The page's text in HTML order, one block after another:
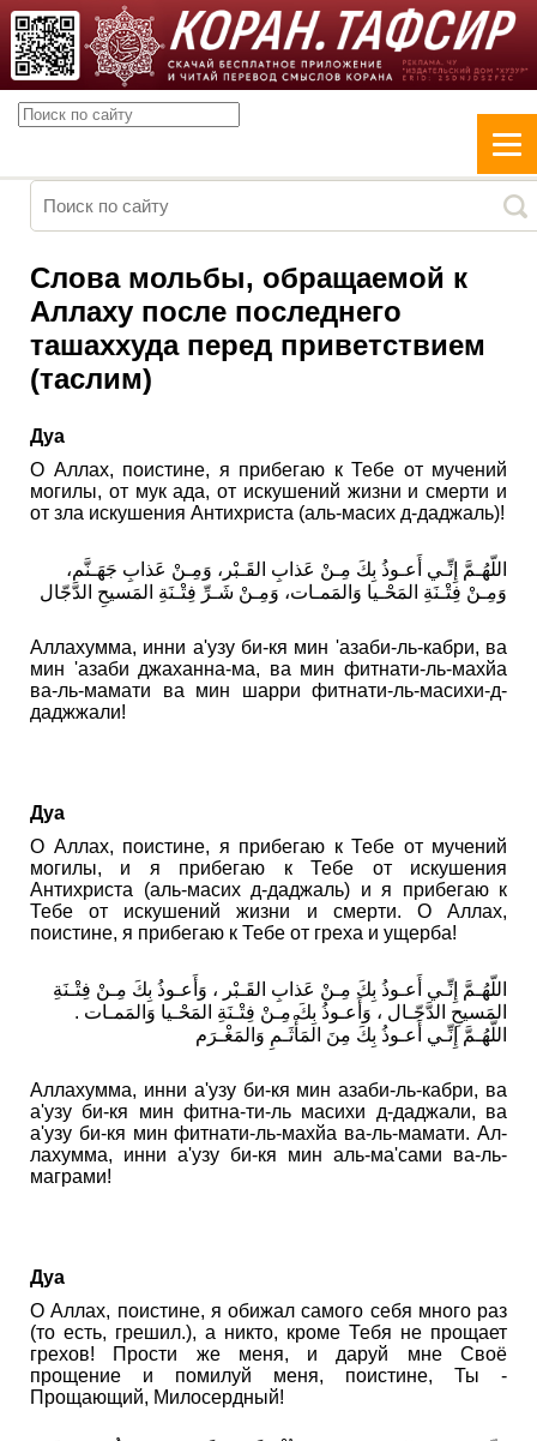
Слова мольбы, обращаемой к
Аллаху после последнего
ташаххуда перед приветствием
(таслим)
Дуа
О Аллах, поистине, я прибегаю к Тебе от мучений
могилы, от мук ада, от искушений жизни и смерти и
от зла искушения Антихриста (аль-масих д-даджаль)!
اللّهُـمَّ إِنِّـي أَعـوذُ بِكَ مِـنْ عَذابِ القَـبْر، وَمِـنْ عَذابِ جَهَـنَّم،
وَمِـنْ فِتْـنَةِ المَحْـيا وَالمَمـات، وَمِـنْ شَـرِّ فِتْـنَةِ المَسيحِ الدَّجّال
Аллахумма, инни а'узу би-кя мин 'азаби-ль-кабри, ва
мин 'азаби джаханна-ма, ва мин фитнати-ль-махйа
ва-ль-мамати ва мин шарри фитнати-ль-масихи-д-
даджжали!
Дуа
О Аллах, поистине, я прибегаю к Тебе от мучений
могилы, и я прибегаю к Тебе от искушения
Антихриста (аль-масих д-даджаль) и я прибегаю к
Тебе от искушений жизни и смерти. О Аллах,
поистине, я прибегаю к Тебе от греха и ущерба!
اللّهُـمَّ إِنِّـي أَعـوذُ بِكَ مِـنْ عَذابِ القَـبْر ، وَأَعـوذُ بِكَ مِـنْ فِتْـنَةِ
المَسيحِ الدَّجّـال ، وَأَعـوذُ بِكَ مِـنْ فِتْـنَةِ المَحْـيا وَالمَمـات .
اللّهُـمَّ إِنِّـي أَعـوذُ بِكَ مِنَ المَأْثَـمِ وَالمَغْـرَم
Аллахумма, инни а'узу би-кя мин азаби-ль-кабри, ва
а'узу би-кя мин фитна-ти-ль масихи д-даджали, ва
а'узу би-кя мин фитнати-ль-махйа ва-ль-мамати. Ал-
лахумма, инни а'узу би-кя мин аль-ма'сами ва-ль-
маграми!
Дуа
О Аллах, поистине, я обижал самого себя много раз
(то есть, грешил.), а никто, кроме Тебя не прощает
грехов! Прости же меня, и даруй мне Своё
прощение и помилуй меня, поистине, Ты -
Прощающий, Милосердный!